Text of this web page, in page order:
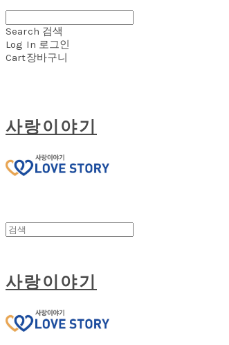
Search 검색
Log In 로그인
Cart장바구니
사랑이야기
사랑이야기